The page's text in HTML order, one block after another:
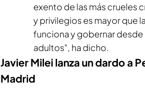
exento de las más crueles
y privilegios es mayor que
funciona y gobernar
adultos", ha dicho.
Javier Milei lanza un dardo a
Madrid